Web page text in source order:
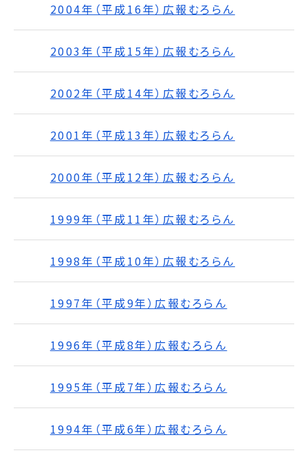
2004年（平成16年）広報むろらん
2003年（平成15年）広報むろらん
2002年（平成14年）広報むろらん
2001年（平成13年）広報むろらん
2000年（平成12年）広報むろらん
1999年（平成11年）広報むろらん
1998年（平成10年）広報むろらん
1997年（平成9年）広報むろらん
1996年（平成8年）広報むろらん
1995年（平成7年）広報むろらん
1994年（平成6年）広報むろらん